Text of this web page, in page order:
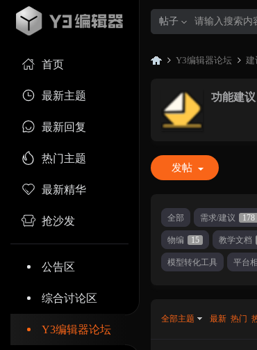
首页
最新主题
最新回复
热门主题
最新精华
抢沙发
公告区
综合讨论区
Y3编辑器论坛
帖子
»
Y3编辑器论坛
功能建议
发帖
全部 需求/建议 178
物编 15 教学文档
模型转化工具 平台
全部主题 最新 热门